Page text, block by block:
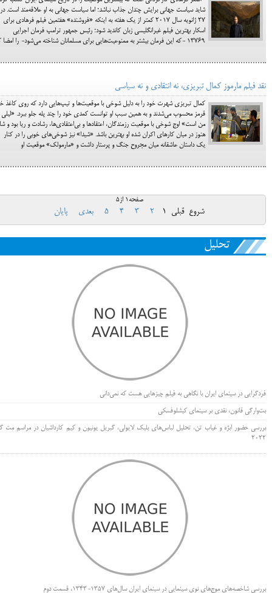
شاید سیاست جهانی برایش چندان جذاب نباشد؛ اما سیاست جهانی به او علاقه‌مند است. در
27 ژانویه سال 2017 کمتر از یک هفته به اینکه «فروشنده» هفتمین فیلم فرهادی برای
اسکار بهترین فیلم غیرانگلیسی زبان کاندید شود؛ رئیس جمهور ترامپ فرمان اجرایی
13769 -که این فرمان بیشتر به ممنوعیت‌هایی برای مسلمانان شناخته می‌شود- را امضا کر
نقد فیلم مارموز کمال تبریزی، نه انتقادی و نه سیاسی
کمال تبریزی شهرت خود را به دلیل شوخی با موقعیت‌ها و تیپ‌هایی دارد که روی کاغذ
قرمز محسوب می‌شدند و به همین سبب او توانست کمدی خود را چند پله جلو ببرد. «لیلی
من است» اوج شوخی با موقعیت رزمندگان، اعتقادها و بی‌اعتقادی‌ها، رشادت و ریا بود و
هنوز در میان کارهای اکران شده او بهترین باشد. «شیدا» نیز شوخی‌های خوبی را در کنار
یک داستان عاشقانه میان مجروح جنگ و پرستار داشت و «مارمولک» موقعیت او
صفحه1 از5
شروع قبلی 1
2
3
4
5 بعدی پایان
تحلیل
فردگرایی در سینمای ایران با نگاهی به فیلم چیزهایی هست که نمی‌دانی
بت‌وارگی قانون، نقدی بر سینمای کیشلوفسکی
بررسی حضور ابژه و غیاب تن، تحلیل لباس‌های بلیک لایولی، گبریل یونیون و کیم کارداشیان در مراسم مت
۲۰۲۲
بررسی شاخصه‌های موج‌های نوی سینمایی در سینمای ایران سال‌های 1357-1343، قسمت دوم